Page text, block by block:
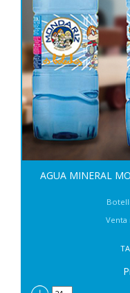
AGUA MINERAL
Venta